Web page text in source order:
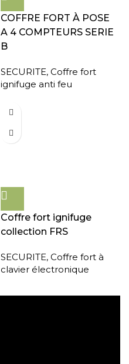
COFFRE FORT À POSE
A 4 COMPTEURS SERIE
B
SECURITE, Coffre fort
ignifuge anti feu
Coffre fort ignifuge
collection FRS
SECURITE, Coffre fort à
clavier électronique